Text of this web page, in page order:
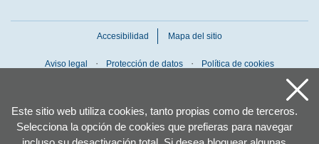
Este sitio web utiliza cookies, tanto propias como de terceros.
Selecciona la opción de cookies que prefieras para navegar
Accesibilidad Mapa del sitio
Aviso legal Protección de datos Política de cookies